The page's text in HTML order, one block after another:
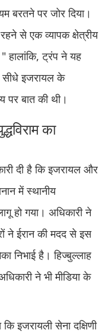
बरतने पर जोर दिया।
रहने से एक व्यापक क्षेत्रीय
हालांकि, ट्रंप ने यह
सीधे इजरायल के
पर बात की थी।
का
दी है कि इजरायल और
में स्थानीय
हो गया। अधिकारी ने
ने ईरान की मदद से इस
निभाई है। हिज्बुल्लाह
ने भी मीडिया के
इजरायली सेना दक्षिणी